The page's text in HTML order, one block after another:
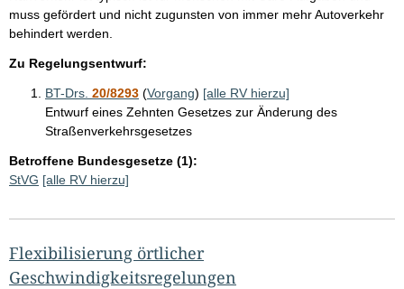
muss gefördert und nicht zugunsten von immer mehr Autoverkehr
behindert werden.
Zu Regelungsentwurf:
BT-Drs. 20/8293 (Vorgang) [alle RV hierzu]
Entwurf eines Zehnten Gesetzes zur Änderung des
Straßenverkehrsgesetzes
Betroffene Bundesgesetze (1):
StVG [alle RV hierzu]
Flexibilisierung örtlicher
Geschwindigkeitsregelungen